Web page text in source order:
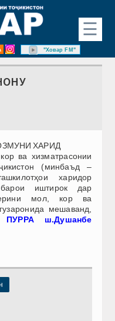
☰
"Ховар FM"
ХАРИД
ва хизматрасонии
(минбаъд –
харидор
барои иштирок дар
мол, кор ва
мешаванд,
ш.Душанбе